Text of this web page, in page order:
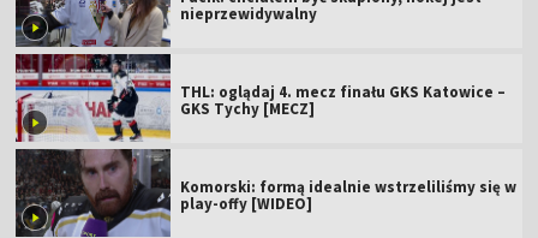
nieprzewidywalny
THL: oglądaj 4. mecz finału GKS Katowice –
GKS Tychy [MECZ]
Komorski: formą idealnie wstrzeliliśmy się w
play-offy [WIDEO]